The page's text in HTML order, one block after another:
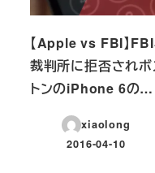
【Apple vs FBI】FBI
裁判所に拒否されボ
トンのiPhone 6の…
xiaolong
投稿日
2016-04-10